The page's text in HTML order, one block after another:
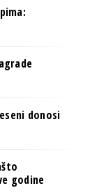
donosi
godine